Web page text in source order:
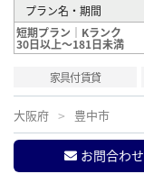
プラン名・期間
短期プラン｜Kランク
30日以上～181日未満
家具付賃貸
大阪府 豊中市
お問合わせ